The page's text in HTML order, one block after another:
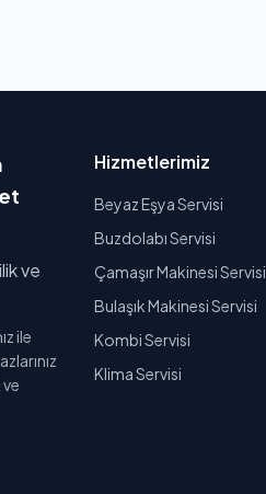
ve
ile
Hizmetlerimiz
Beyaz Eşya Servisi
Buzdolabı Servisi
Çamaşır Makinesi Servisi
Bulaşık Makinesi Servisi
Kombi Servisi
Klima Servisi